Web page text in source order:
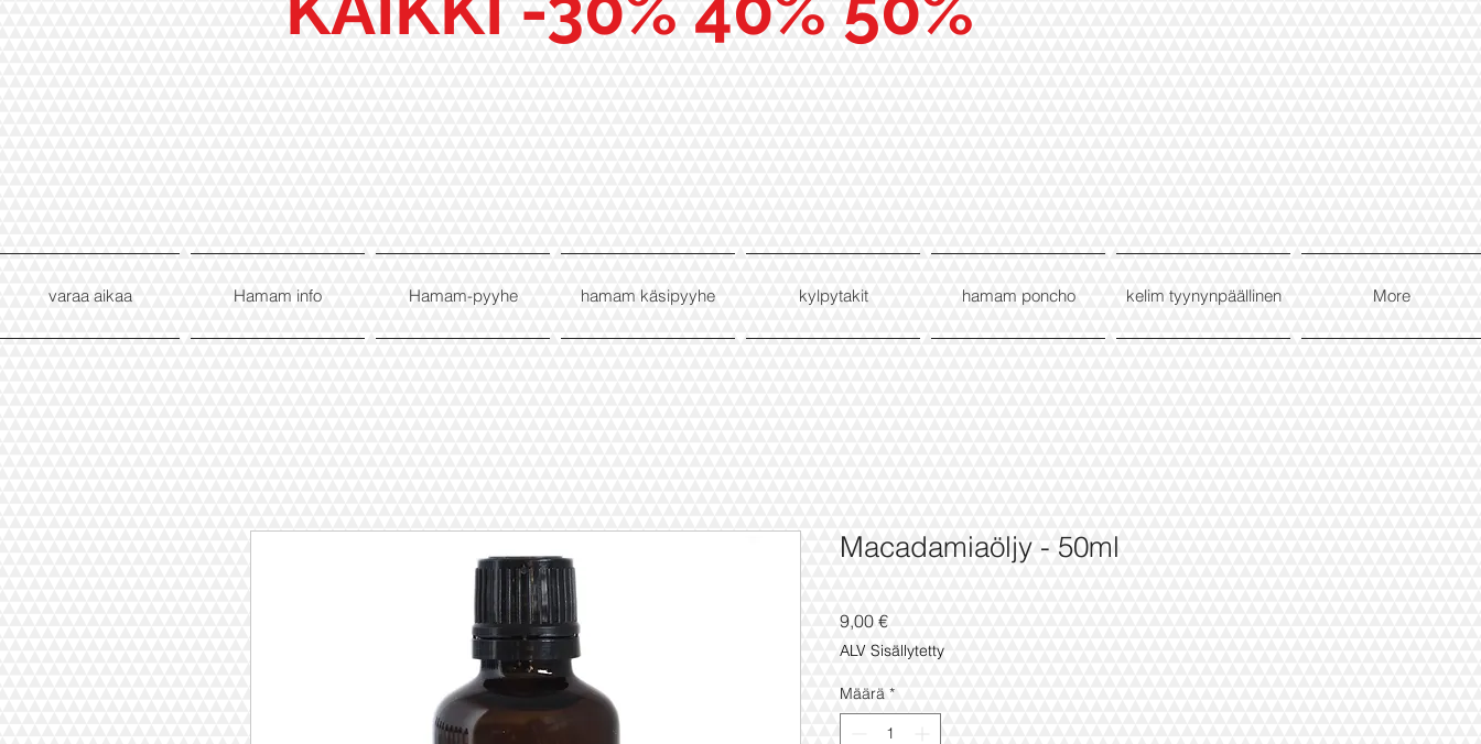
varaa aikaa Hamam info Hamam-pyyhe hamam käsipyyhe kylpytakit hamam poncho kelim tyynynpäällinen More
Macadamiaöljy - 50ml
9,00 €Hinta
ALV Sisällytetty
Määrä *